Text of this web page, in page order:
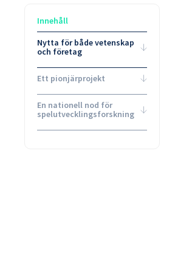
Innehåll
Nytta för både vetenskap
och företag
Ett pionjärprojekt
En nationell nod för
spelutvecklingsforskning